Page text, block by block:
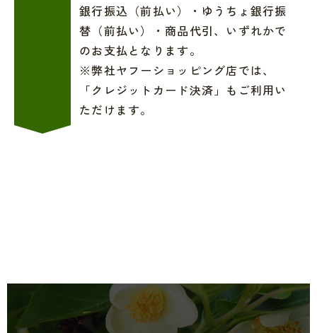
銀行振込（前払い）・ゆうちょ銀行振
替（前払い）・商品代引、いずれかで
のお支払となります。
※弊社ヤフーショッピング店では、
「クレジットカード決済」もご利用い
ただけます。